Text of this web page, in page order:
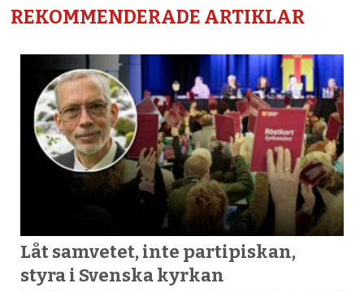
REKOMMENDERADE ARTIKLAR
Låt samvetet, inte partipiskan,
styra i Svenska kyrkan